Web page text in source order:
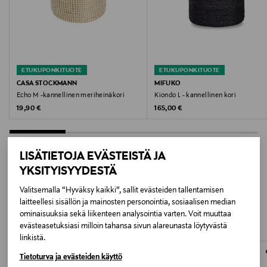
LISÄTIETOJA EVÄSTEISTÄ JA
YKSITYISYYDESTÄ
Valitsemalla “Hyväksy kaikki”, sallit evästeiden tallentamisen
laitteellesi sisällön ja mainosten personointia, sosiaalisen median
ominaisuuksia sekä liikenteen analysointia varten. Voit muuttaa
evästeasetuksiasi milloin tahansa sivun alareunasta löytyvästä
linkistä.
Tietoturva ja evästeiden käyttö
Halkaisija
NATURAL
Koko
Valmistusmaa
Vietnam
Valmistajan tuotenumero
2501 ECHO_CS
Valmistaja
ETUKUPONKITUOTE
CASA STOCKMANN
Echo M -kannellinen meriheinäkori
Original Price
19,90 €
ETUKUPONKITUOTE
MIFUKO
Kiondo L - kannellinen kori
Original Price
165,00 €
LISÄÄ KIINNOSTAVIA
TUOTTEITA